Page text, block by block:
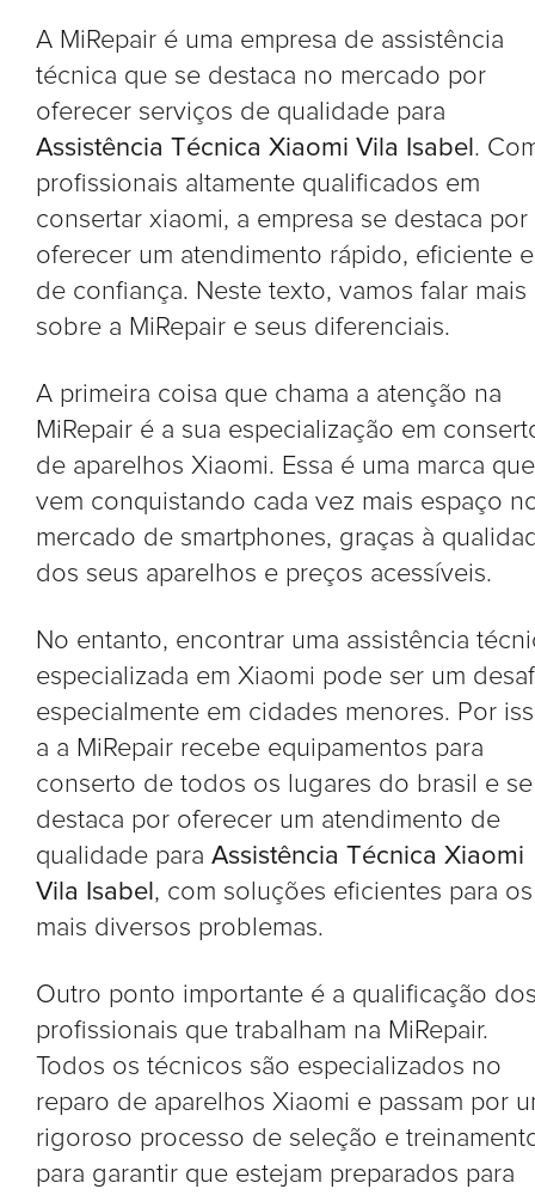
A MiRepair é uma empresa de assistência
técnica que se destaca no mercado por
oferecer serviços de qualidade para
Assistência Técnica Xiaomi Vila Isabel .
profissionais altamente qualificados em
consertar xiaomi, a empresa se destaca por
oferecer um atendimento rápido, eficiente e
de confiança. Neste texto, vamos falar mais
sobre a MiRepair e seus diferenciais.
A primeira coisa que chama a atenção na
MiRepair é a sua especialização em
de aparelhos Xiaomi. Essa é uma marca que
vem conquistando cada vez mais espaço
mercado de smartphones, graças à
dos seus aparelhos e preços acessíveis.
No entanto, encontrar uma assistência
especializada em Xiaomi pode ser um
especialmente em cidades menores. Por
a a MiRepair recebe equipamentos para
conserto de todos os lugares do brasil e se
destaca por oferecer um atendimento de
qualidade para Assistência Técnica Xiaomi
Vila Isabel , com soluções eficientes para os
mais diversos problemas.
Outro ponto importante é a qualificação
profissionais que trabalham na MiRepair.
Todos os técnicos são especializados no
reparo de aparelhos Xiaomi e passam por
rigoroso processo de seleção e
para garantir que estejam preparados para